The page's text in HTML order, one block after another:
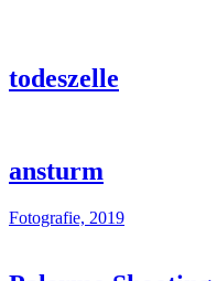
todeszelle
ansturm
Fotografie, 2019